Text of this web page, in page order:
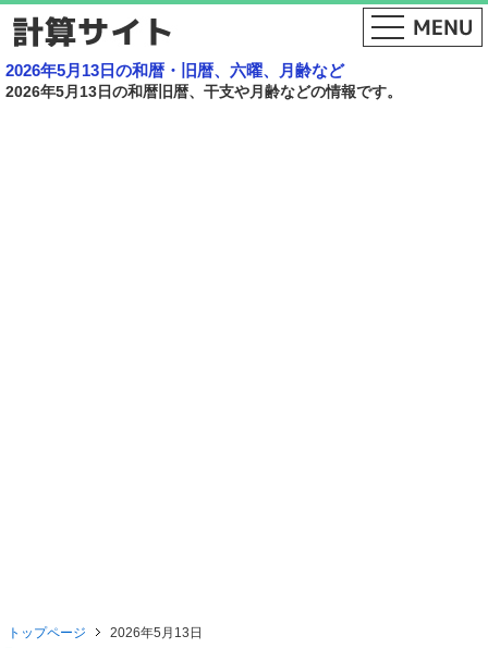
2026年5月13日の和暦・旧暦、六曜、月齢など
2026年5月13日の和暦旧暦、干支や月齢などの情報です。
トップページ 2026年5月13日